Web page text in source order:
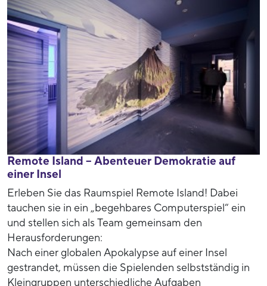
Remote Island – Abenteuer Demokratie auf
einer Insel
Erleben Sie das Raumspiel Remote Island! Dabei
tauchen sie in ein „begehbares Computerspiel“ ein
und stellen sich als Team gemeinsam den
Herausforderungen:
Nach einer globalen Apokalypse auf einer Insel
gestrandet, müssen die Spielenden selbstständig in
Kleingruppen unterschiedliche Aufgaben